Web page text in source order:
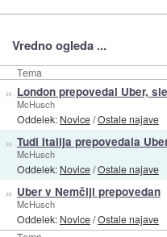
Vredno ogleda ...
Tema
» London prepovedal Uber,
McHusch
Oddelek: Novice/Ostale najave
» Tudi Italija prepovedala
McHusch
Oddelek: Novice/Ostale najave
» Uber v Nemčiji prepovedan
McHusch
Oddelek: Novice/Ostale najave